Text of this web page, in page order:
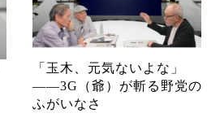
「玉木、元気ないよな」
――3G（爺）が斬る野党の
ふがいなさ